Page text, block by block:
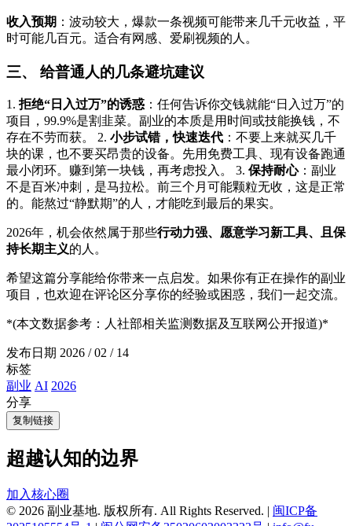
收入预期 ：波动较大，爆款一条视频可能带来几千元收益，平
时可能几百元。适合有网感、爱刷视频的人。
三、 给普通人的几条避坑建议
1. 拒绝“日入过万”的诱惑 ：任何告诉你交钱就能“日入过万”的
项目，99.9%是割韭菜。副业的本质是用时间或技能换钱，不
存在不劳而获。 2. 小步试错，快速迭代 ：不要上来就买几千
块的课，也不要买昂贵的设备。先用免费工具、现有设备跑通
最小闭环。赚到第一块钱，再考虑投入。 3. 保持耐心：副业
不是百米冲刺，是马拉松。前三个月可能颗粒无收，这是正常
的。能熬过“静默期”的人，才能吃到最后的果实。
2026年，机会依然属于那些行动力强、愿意学习新工具、且保
持长期主义的人。
希望这篇分享能给你带来一点启发。如果你有正在操作的副业
项目，也欢迎在评论区分享你的经验或困惑，我们一起交流。
*(本文数据参考：人社部相关监测数据及互联网公开报道)*
发布日期 2026 / 02 / 14
标签
副业 AI 2026
分享
复制链接
超越认知的边界
加入核心圈
© 2026 副业基地. 版权所有. All Rights Reserved. | 闽ICP备